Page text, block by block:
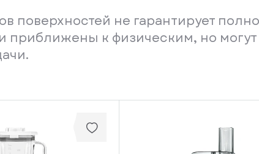
поверхностей не гарантирует
приближены к физическим, но могут